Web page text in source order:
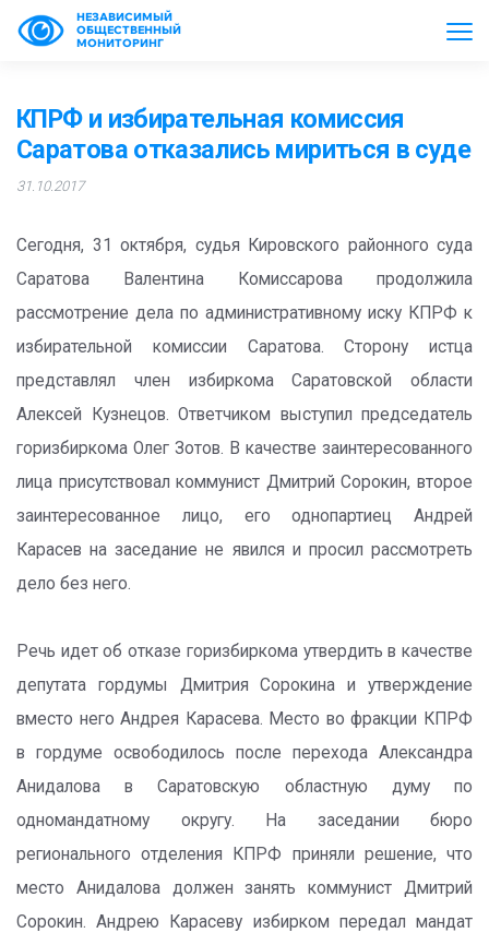
НЕЗАВИСИМЫЙ
ОБЩЕСТВЕННЫЙ
МОНИТОРИНГ
КПРФ и избирательная комиссия
Саратова отказались мириться в суде
31.10.2017
Сегодня, 31 октября, судья Кировского районного суда
Саратова Валентина Комиссарова продолжила
рассмотрение дела по административному иску КПРФ к
избирательной комиссии Саратова. Сторону истца
представлял член избиркома Саратовской области
Алексей Кузнецов. Ответчиком выступил председатель
горизбиркома Олег Зотов. В качестве заинтересованного
лица присутствовал коммунист Дмитрий Сорокин, второе
заинтересованное лицо, его однопартиец Андрей
Карасев на заседание не явился и просил рассмотреть
дело без него.
Речь идет об отказе горизбиркома утвердить в качестве
депутата гордумы Дмитрия Сорокина и утверждение
вместо него Андрея Карасева. Место во фракции КПРФ
в гордуме освободилось после перехода Александра
Анидалова в Саратовскую областную думу по
одномандатному округу. На заседании бюро
регионального отделения КПРФ приняли решение, что
место Анидалова должен занять коммунист Дмитрий
Сорокин. Андрею Карасеву избирком передал мандат